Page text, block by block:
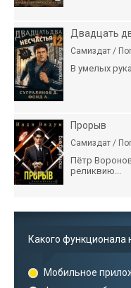
Двадцать
Самиздат /
В умелых
Прорыв
Самиздат /
Пётр
реликвию...
Какого функционала
Мобильное